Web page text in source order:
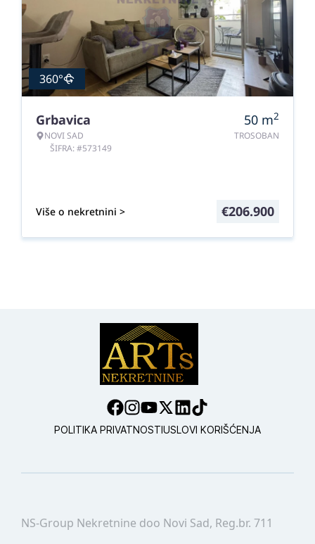
360°
Grbavica
NOVI SAD
ŠIFRA: #573149
50 m2
TROSOBAN
Više o nekretnini > €206.900
POLITIKA PRIVATNOSTIUSLOVI KORIŠĆENJA
NS-Group Nekretnine doo Novi Sad, Reg.br. 711